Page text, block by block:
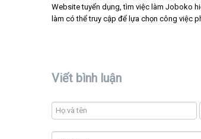
Website tuyển dụng, tìm việc làm Joboko
làm có thể truy cập để lựa chọn công việc
Viết bình luận